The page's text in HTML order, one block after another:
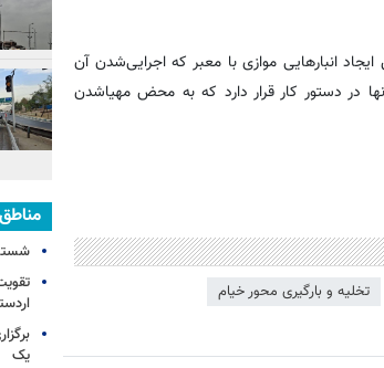
انبارهایی موازی با معبر که اجرایی‌شدن آن
در دستور کار قرار دارد که به محض مهیاشدن
تخلیه و بارگیری محور خیام
مناطق
شستشوی ۸۰ تابلو
یک